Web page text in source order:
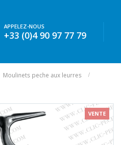
APPELEZ-NOUS
+33 (0)4 90 97 77 79
Moulinets peche aux leurres
VENTE